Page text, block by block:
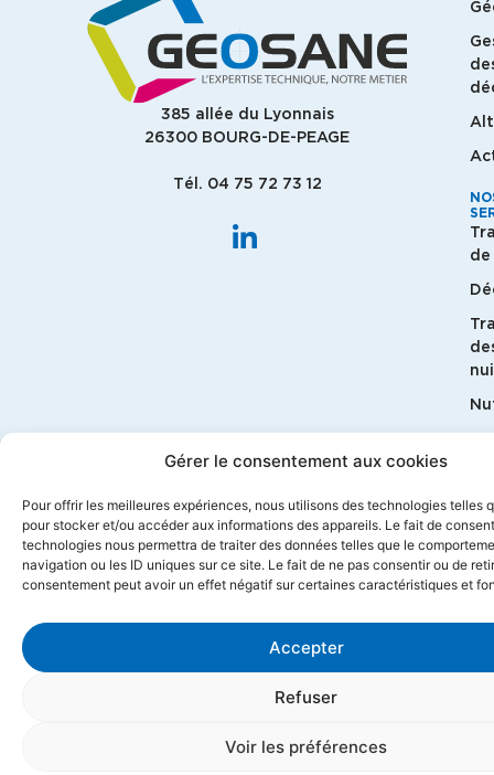
Gérer le consentement aux cookies
Pour offrir les meilleures expériences, nous utilisons des technologies telles
pour stocker et/ou accéder aux informations des appareils. Le fait de
technologies nous permettra de traiter des données telles que le
navigation ou les ID uniques sur ce site. Le fait de ne pas consentir ou de
consentement peut avoir un effet négatif sur certaines caractéristiques et
Accepter
Refuser
Voir les préférences
385 allée du Lyonnais
26300 BOURG-DE-PEAGE
Tél. 04 75 72 73 12
de
Politique de confidentialité
Propulsé par l'agence web Marque Digitale